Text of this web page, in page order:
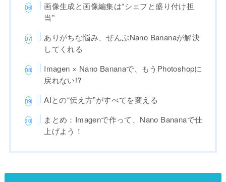
画像生成と画像編集は“シェフと盛り付け担
当”
ありがちな悩み、ぜんぶNano Bananaが解決
してくれる
Imagen × Nano Bananaで、もうPhotoshopに
戻れない!?
AIとの“伝え方”がすべてを変える
まとめ：Imagenで作って、Nano Bananaで仕
上げよう！